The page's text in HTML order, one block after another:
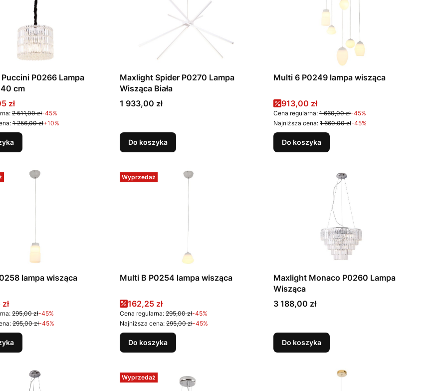
P0266 Lampa
cm
zł
2 511,00 zł-45%
1 256,00 zł+10%
Maxlight Spider P0270 Lampa
Wisząca Biała
Cena
1 933,00 zł
Do koszyka
Multi 6 P0249 lampa wisząca
Cena promocyjna
913,00 zł
Cena regularna: 1 660,00 zł-45%
Najniższa cena: 1 660,00 zł-45%
Do koszyka
lampa wisząca
295,00 zł-45%
295,00 zł-45%
Wyprzedaż
Multi B P0254 lampa wisząca
Cena promocyjna
162,25 zł
Cena regularna: 295,00 zł-45%
Najniższa cena: 295,00 zł-45%
Do koszyka
Maxlight Monaco P0260 Lampa
Wisząca
Cena
3 188,00 zł
Do koszyka
Wyprzedaż